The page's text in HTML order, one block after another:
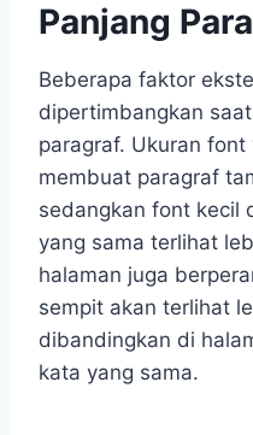
Panjang
Beberapa faktor
dipertimbangkan
paragraf. Ukuran
membuat paragraf
sedangkan font kecil
yang sama terlihat
halaman juga
sempit akan terlihat
dibandingkan di
kata yang sama.